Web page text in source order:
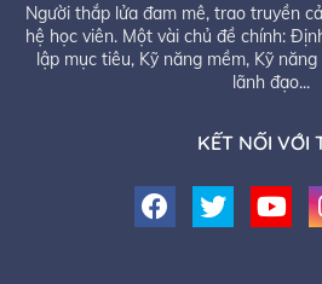
Người thắp lửa đam mê, trao truyền
hệ học viên. Một vài chủ đề chính:
lập mục tiêu, Kỹ năng mềm, Kỹ
lãnh đạo...
KẾT NỐI VỚI